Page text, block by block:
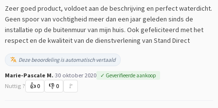
Zeer goed product, voldoet aan de beschrijving en perfect waterdicht.
Geen spoor van vochtigheid meer dan een jaar geleden sinds de
installatie op de buitenmuur van mijn huis. Ook gefeliciteerd met het
respect en de kwaliteit van de dienstverlening van Stand Direct
Deze beoordeling is automatisch vertaald
Marie-Pascale M.·30 oktober 2020 ✓ Geverifieerde aankoop
Nuttig ? 👍 0 👎 0 🚩